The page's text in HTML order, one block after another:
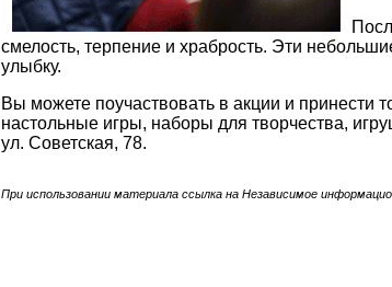
смелость, терпение и храбрость. Эти
улыбку.
Вы можете поучаствовать в акции и принести
настольные игры, наборы для творчества,
ул. Советская, 78.
При использовании материала ссылка на Независимое